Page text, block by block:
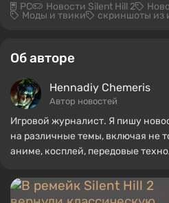
PC Новости Silent Hill 2
Моды и твики скриншоты из
Об авторе
Hennadiy Chemеris
Автор новостей
Игровой журналист. Я пишу
на различные темы, включая не
аниме, косплей, передовые
нескольких обзоров, топов,
связанных с видеоиграми. Я